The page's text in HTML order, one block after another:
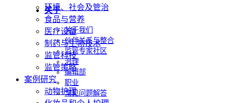
关于
关于我们
伙伴关系与整合
监管专家社区
治理
编辑部
职业
常见问题解答
环境、社会及管治
食品与营养
医疗设备
制药与生物技术
监管科技
监管策略
案例研究
动物护理